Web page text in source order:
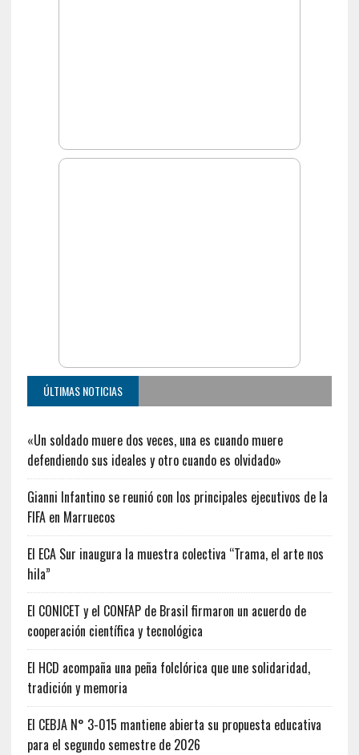
ÚLTIMAS NOTICIAS
«Un soldado muere dos veces, una es cuando muere
defendiendo sus ideales y otro cuando es olvidado»
Gianni Infantino se reunió con los principales ejecutivos de la
FIFA en Marruecos
El ECA Sur inaugura la muestra colectiva “Trama, el arte nos
hila”
El CONICET y el CONFAP de Brasil firmaron un acuerdo de
cooperación científica y tecnológica
El HCD acompaña una peña folclórica que une solidaridad,
tradición y memoria
El CEBJA N° 3-015 mantiene abierta su propuesta educativa
para el segundo semestre de 2026